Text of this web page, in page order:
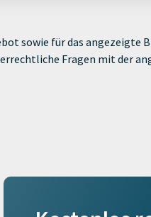
sowie für das angezeigte
Fragen mit der